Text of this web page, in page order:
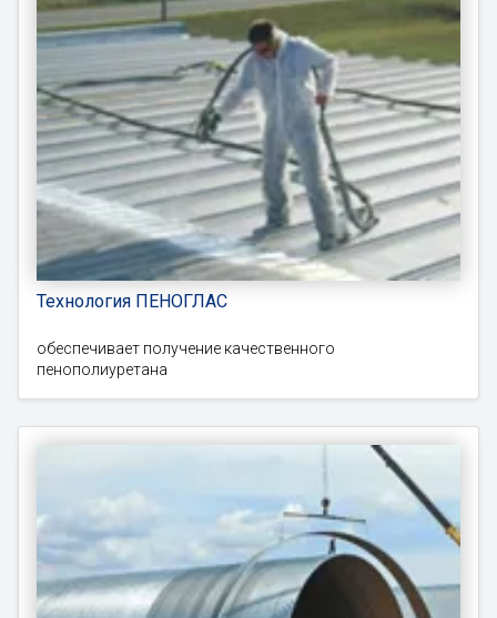
Технология ПЕНОГЛАС
обеспечивает получение качественного
пенополиуретана